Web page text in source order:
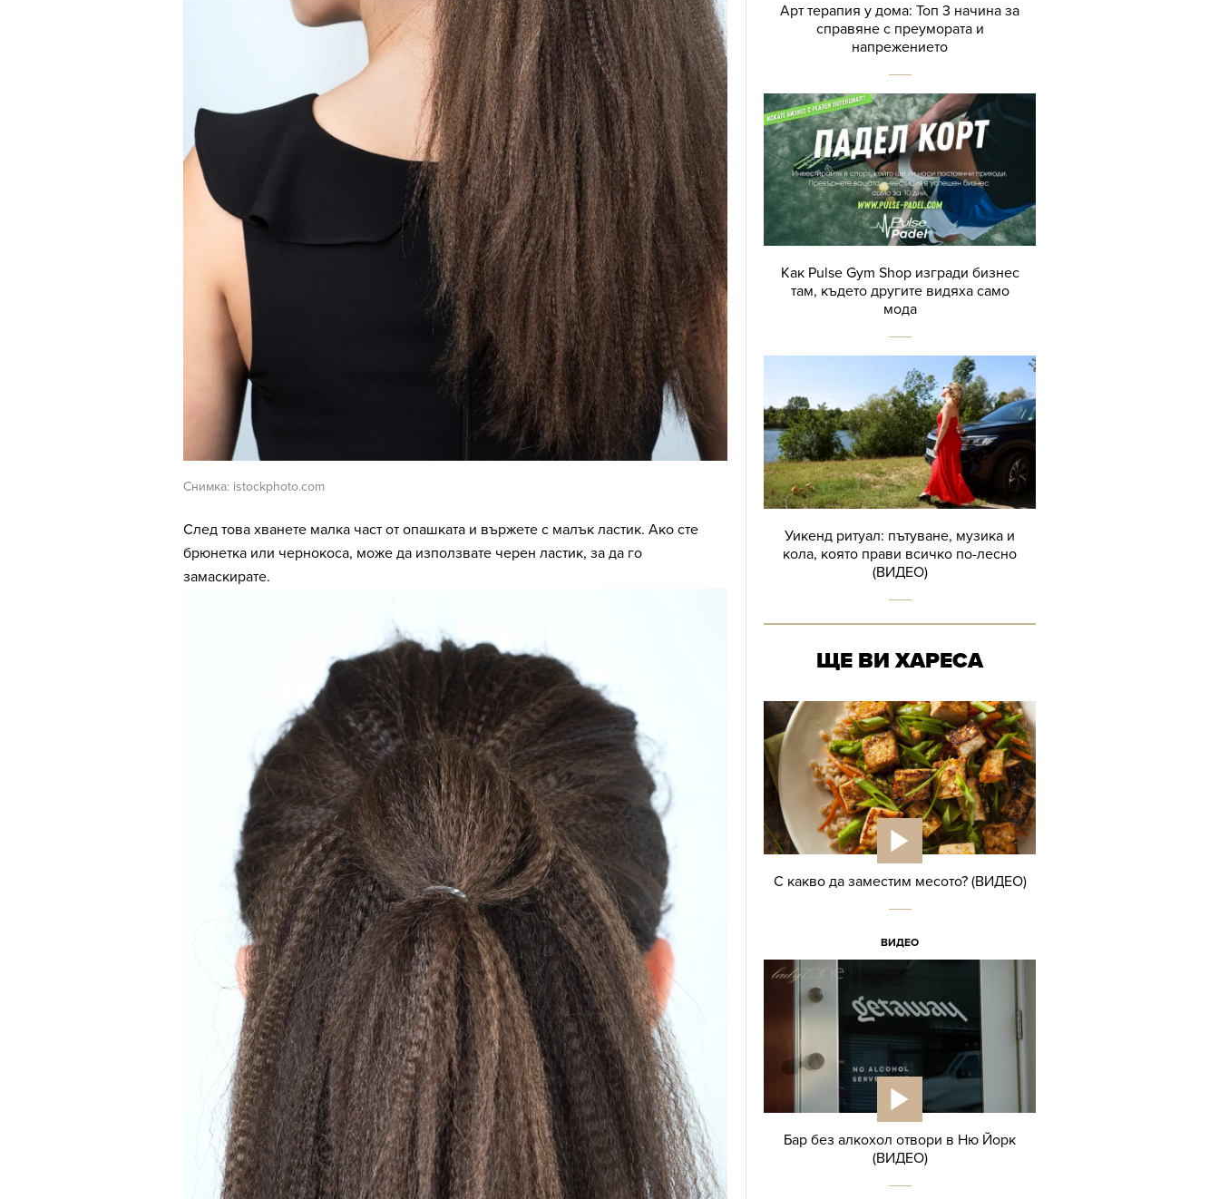
Снимка: istockphoto.com
След това хванете малка част от опашката и вържете с малък ластик. Ако сте
брюнетка или чернокоса, може да използвате черен ластик, за да го
замаскирате.
Арт терапия у дома: Топ 3 начина за
справяне с преумората и
напрежението
Как Pulse Gym Shop изгради бизнес
там, където другите видяха само
мода
Уикенд ритуал: пътуване, музика и
кола, която прави всичко по-лесно
(ВИДЕО)
ЩЕ ВИ ХАРЕСА
С какво да заместим месото? (ВИДЕО)
ВИДЕО
Бар без алкохол отвори в Ню Йорк
(ВИДЕО)